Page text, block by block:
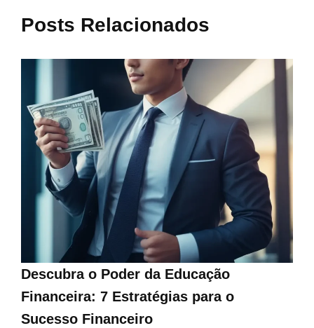
Posts Relacionados
Descubra o Poder da Educação
Financeira: 7 Estratégias para o
Sucesso Financeiro